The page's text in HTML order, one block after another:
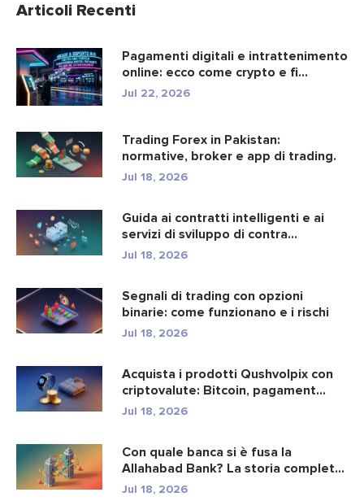
Articoli Recenti
Pagamenti digitali e intrattenimento
online: ecco come crypto e fi...
Jul 22, 2026
Trading Forex in Pakistan:
normative, broker e app di trading.
Jul 18, 2026
Guida ai contratti intelligenti e ai
servizi di sviluppo di contra...
Jul 18, 2026
Segnali di trading con opzioni
binarie: come funzionano e i rischi
Jul 18, 2026
Acquista i prodotti Qushvolpix con
criptovalute: Bitcoin, pagament...
Jul 18, 2026
Con quale banca si è fusa la
Allahabad Bank? La storia completa
d...
Jul 18, 2026